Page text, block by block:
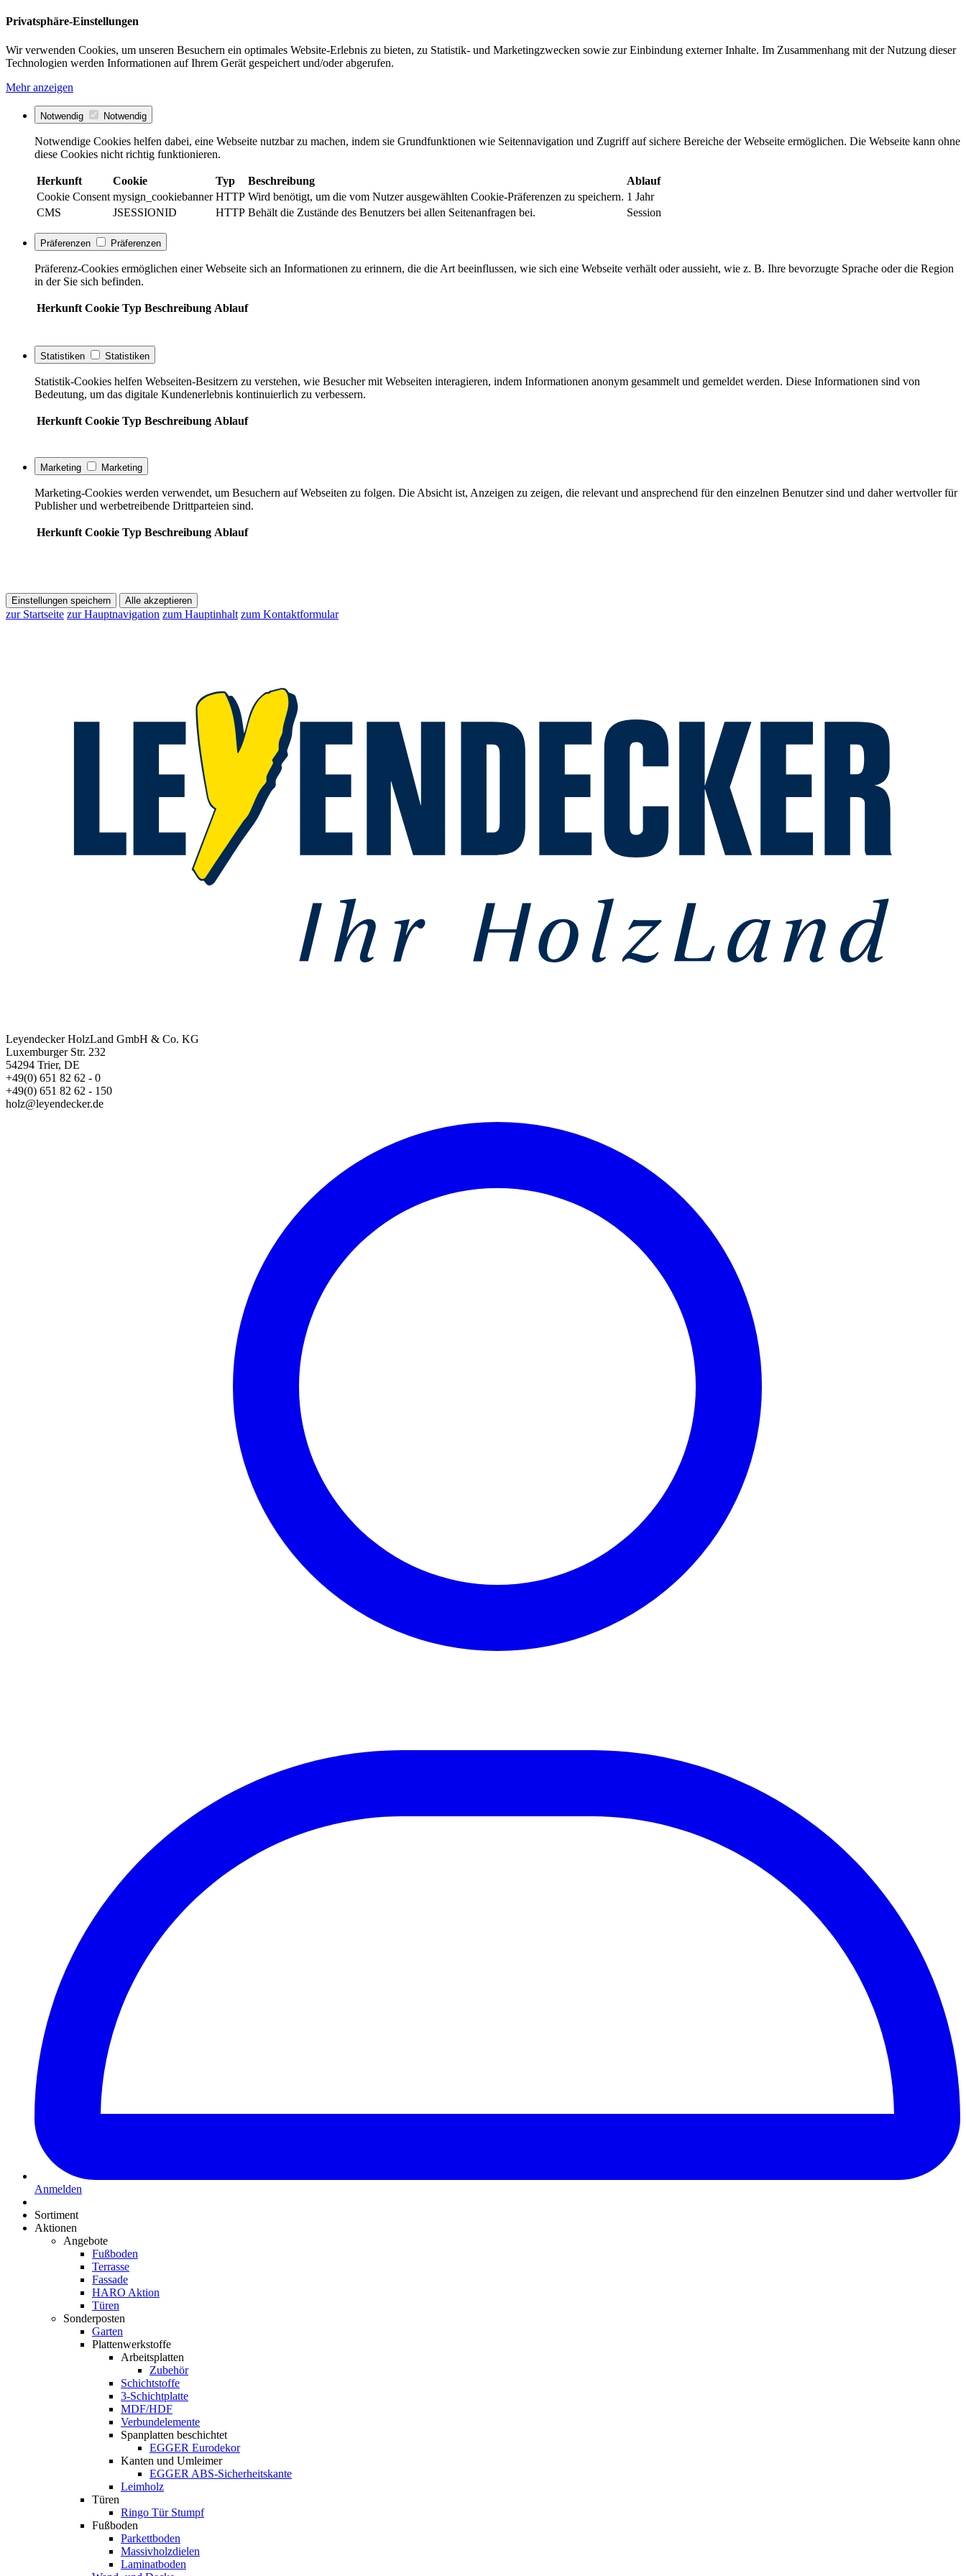
Privatsphäre-Einstellungen
Wir verwenden Cookies, um unseren Besuchern ein optimales Website-Erlebnis zu bieten, zu Statistik- und Marketingzwecken sowie zur Einbindung externer Inhalte. Im Zusammenhang mit der Nutzung dieser
Technologien werden Informationen auf Ihrem Gerät gespeichert und/oder abgerufen.
Mehr anzeigen
Notwendig Notwendig
Notwendige Cookies helfen dabei, eine Webseite nutzbar zu machen, indem sie Grundfunktionen wie Seitennavigation und Zugriff auf sichere Bereiche der Webseite ermöglichen. Die Webseite kann ohne
diese Cookies nicht richtig funktionieren.
Herkunft Cookie Typ Beschreibung
Ablauf
Cookie Consent mysign_cookiebanner HTTP Wird benötigt, um die vom Nutzer ausgewählten Cookie-Präferenzen zu speichern. 1 Jahr
CMS
JSESSIONID HTTP Behält die Zustände des Benutzers bei allen Seitenanfragen bei. Session
Präferenzen Präferenzen
Präferenz-Cookies ermöglichen einer Webseite sich an Informationen zu erinnern, die die Art beeinflussen, wie sich eine Webseite verhält oder aussieht, wie z. B. Ihre bevorzugte Sprache oder die Region
in der Sie sich befinden.
Herkunft Cookie Typ Beschreibung Ablauf
Statistiken Statistiken
Statistik-Cookies helfen Webseiten-Besitzern zu verstehen, wie Besucher mit Webseiten interagieren, indem Informationen anonym gesammelt und gemeldet werden. Diese Informationen sind von
Bedeutung, um das digitale Kundenerlebnis kontinuierlich zu verbessern.
Herkunft Cookie Typ Beschreibung Ablauf
Marketing Marketing
Marketing-Cookies werden verwendet, um Besuchern auf Webseiten zu folgen. Die Absicht ist, Anzeigen zu zeigen, die relevant und ansprechend für den einzelnen Benutzer sind und daher wertvoller für
Publisher und werbetreibende Drittparteien sind.
Herkunft Cookie Typ Beschreibung Ablauf
Einstellungen speichern Alle akzeptieren
zur Startseite zur Hauptnavigation zum Hauptinhalt zum Kontaktformular
Leyendecker HolzLand GmbH & Co. KG
Luxemburger Str. 232
54294 Trier, DE
+49(0) 651 82 62 - 0
+49(0) 651 82 62 - 150
holz@leyendecker.de
Anmelden
Sortiment
Aktionen
Angebote
Fußboden
Terrasse
Fassade
HARO Aktion
Türen
Sonderposten
Garten
Plattenwerkstoffe
Arbeitsplatten
Zubehör
Schichtstoffe
3-Schichtplatte
MDF/HDF
Verbundelemente
Spanplatten beschichtet
EGGER Eurodekor
Kanten und Umleimer
EGGER ABS-Sicherheitskante
Leimholz
Türen
Ringo Tür Stumpf
Fußboden
Parkettboden
Massivholzdielen
Laminatboden